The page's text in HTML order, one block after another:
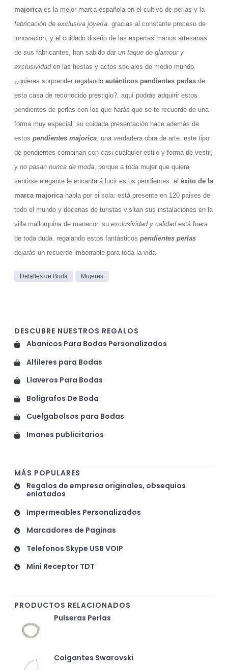
majoricaes la mejor marca española en el cultivo de perlas y la
fabricación de exclusiva joyería. gracias al constante proceso de
innovación, y el cuidado diseño de las expertas manos artesanas
de sus fabricantes, han sabido dar un toque de glamour y
exclusividaden las fiestas y actos sociales de medio mundo.
¿quieres sorprender regalando auténticos pendientes perlas de
esta casa de reconocido prestigio?. aquí podrás adquirir estos
pendientes de perlas con los que harás que se te recuerde de una
forma muy especial: su cuidada presentación hace además de
estos pendientes majorica, una verdadera obra de arte. este tipo
de pendientes combinan con casi cualquier estilo y forma de vestir,
y no pasan nunca de moda, porque a toda mujer que quiera
sentirse elegante le encantará lucir estos pendientes. el éxito de la
marca majoricahabla por si sola: está presente en 120 paises de
todo el mundo y decenas de turistas visitan sus instalaciones en la
villa mallorquina de manacor. su exclusividad y calidadestá fuera
de toda duda. regalando estos fantásticos pendientes perlas
dejarás un recuerdo imborrable para toda la vida
Detalles de Boda Mujeres
DESCUBRE NUESTROS REGALOS
Abanicos Para Bodas Personalizados
Alfileres para Bodas
Llaveros Para Bodas
Boligrafos De Boda
Cuelgabolsos para Bodas
Imanes publicitarios
MÁS POPULARES
Regalos de empresa originales, obsequios
enlatados
Impermeables Personalizados
Marcadores de Paginas
Telefonos Skype USB VOIP
Mini Receptor TDT
PRODUCTOS RELACIONADOS
Pulseras Perlas
Colgantes Swarovski